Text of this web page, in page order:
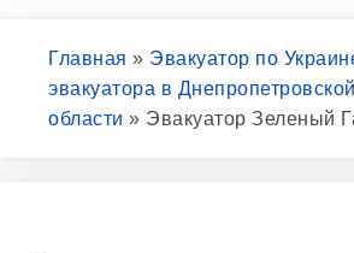
Главная » Эвакуатор по
эвакуатора в Днепропетровской
области » Эвакуатор Зеленый